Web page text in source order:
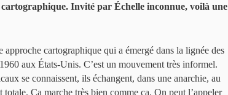
cartographique. Invité par Échelle inconnue, voilà une
approche cartographique qui a émergé dans la lignée des
aux États-Unis. C’est un mouvement très informel.
se connaissent, ils échangent, dans une anarchie, au
totale. Ça marche très bien comme ça. On peut l’appeler